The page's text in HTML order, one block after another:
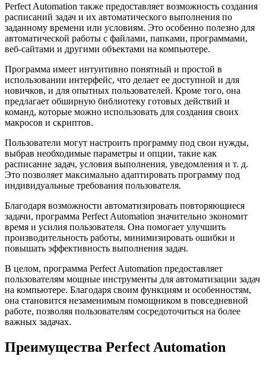
Perfect Automation также предоставляет возможность создания
расписаний задач и их автоматического выполнения по
заданному времени или условиям. Это особенно полезно для
автоматической работы с файлами, папками, программами,
веб-сайтами и другими объектами на компьютере.
Программа имеет интуитивно понятный и простой в
использовании интерфейс, что делает ее доступной и для
новичков, и для опытных пользователей. Кроме того, она
предлагает обширную библиотеку готовых действий и
команд, которые можно использовать для создания своих
макросов и скриптов.
Пользователи могут настроить программу под свои нужды,
выбрав необходимые параметры и опции, такие как
расписание задач, условия выполнения, уведомления и т. д.
Это позволяет максимально адаптировать программу под
индивидуальные требования пользователя.
Благодаря возможности автоматизировать повторяющиеся
задачи, программа Perfect Automation значительно экономит
время и усилия пользователя. Она помогает улучшить
производительность работы, минимизировать ошибки и
повышать эффективность выполнения задач.
В целом, программа Perfect Automation предоставляет
пользователям мощные инструменты для автоматизации задач
на компьютере. Благодаря своим функциям и особенностям,
она становится незаменимым помощником в повседневной
работе, позволяя пользователям сосредоточиться на более
важных задачах.
Преимущества Perfect Automation